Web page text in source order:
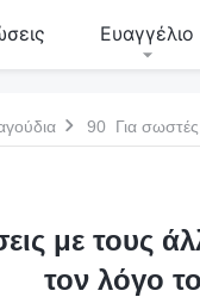
Ευαγγέλιο
με τους
τον λόγο